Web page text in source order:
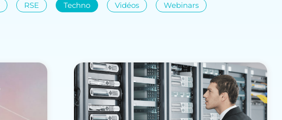
RSE Techno Vidéos Webinars